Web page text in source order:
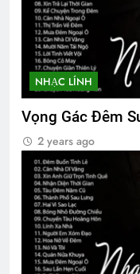
Phi
2
NƠI
2
NHẠC LÍNH
Vọng Gác Đêm
2 years ago